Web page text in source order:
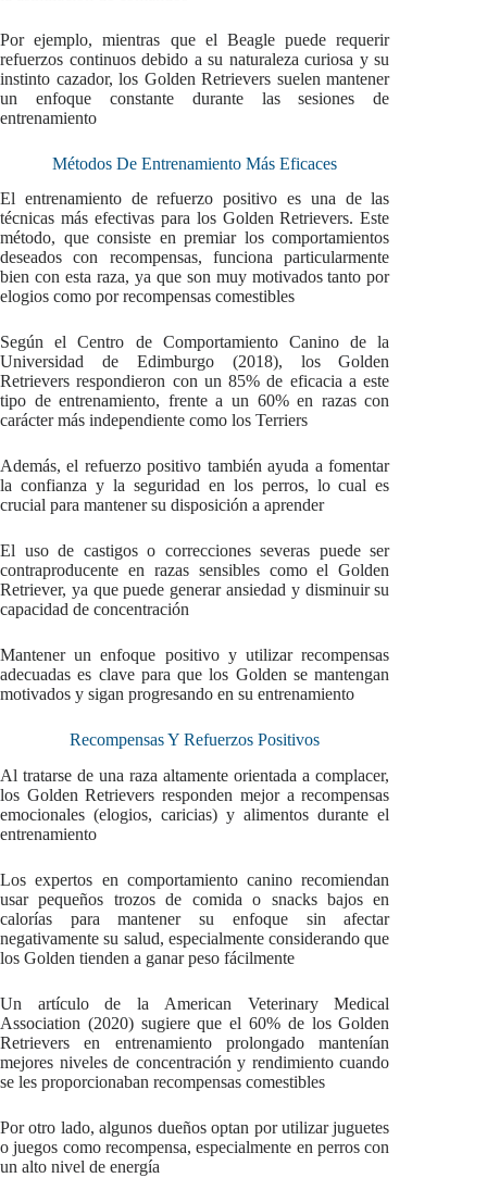
Por ejemplo, mientras que el Beagle puede requerir
refuerzos continuos debido a su naturaleza curiosa y su
instinto cazador, los Golden Retrievers suelen mantener
un enfoque constante durante las sesiones de
entrenamiento
Métodos De Entrenamiento Más Eficaces
El entrenamiento de refuerzo positivo es una de las
técnicas más efectivas para los Golden Retrievers. Este
método, que consiste en premiar los comportamientos
deseados con recompensas, funciona particularmente
bien con esta raza, ya que son muy motivados tanto por
elogios como por recompensas comestibles
Según el Centro de Comportamiento Canino de la
Universidad de Edimburgo (2018), los Golden
Retrievers respondieron con un 85% de eficacia a este
tipo de entrenamiento, frente a un 60% en razas con
carácter más independiente como los Terriers
Además, el refuerzo positivo también ayuda a fomentar
la confianza y la seguridad en los perros, lo cual es
crucial para mantener su disposición a aprender
El uso de castigos o correcciones severas puede ser
contraproducente en razas sensibles como el Golden
Retriever, ya que puede generar ansiedad y disminuir su
capacidad de concentración
Mantener un enfoque positivo y utilizar recompensas
adecuadas es clave para que los Golden se mantengan
motivados y sigan progresando en su entrenamiento
Recompensas Y Refuerzos Positivos
Al tratarse de una raza altamente orientada a complacer,
los Golden Retrievers responden mejor a recompensas
emocionales (elogios, caricias) y alimentos durante el
entrenamiento
Los expertos en comportamiento canino recomiendan
usar pequeños trozos de comida o snacks bajos en
calorías para mantener su enfoque sin afectar
negativamente su salud, especialmente considerando que
los Golden tienden a ganar peso fácilmente
Un artículo de la American Veterinary Medical
Association (2020) sugiere que el 60% de los Golden
Retrievers en entrenamiento prolongado mantenían
mejores niveles de concentración y rendimiento cuando
se les proporcionaban recompensas comestibles
Por otro lado, algunos dueños optan por utilizar juguetes
o juegos como recompensa, especialmente en perros con
un alto nivel de energía